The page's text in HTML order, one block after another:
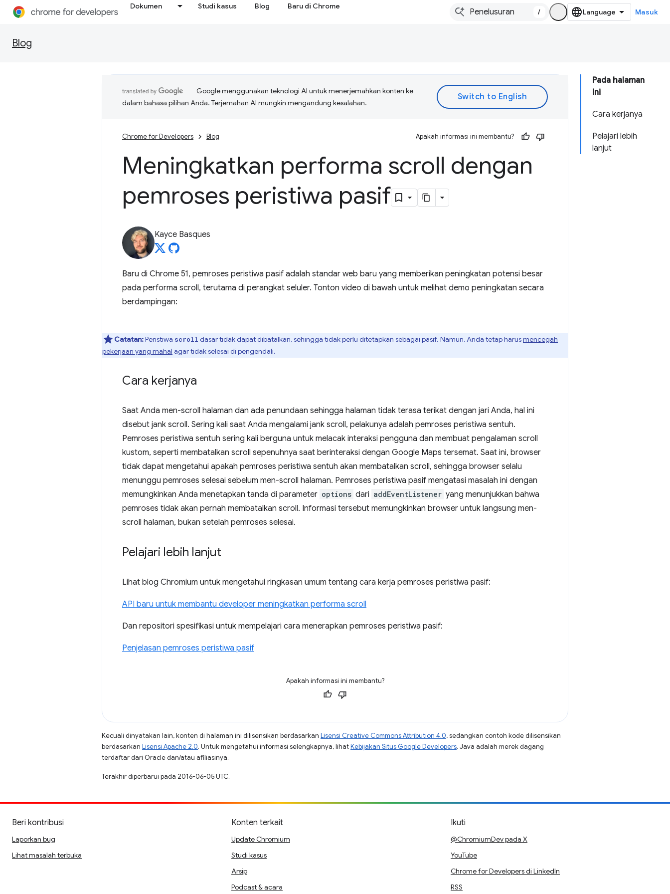
Dokumen Studi kasus Blog Baru di Chrome
/ Masuk
Blog
Pada halaman
ini
Cara kerjanya
Pelajari lebih
lanjut
Google menggunakan teknologi AI untuk menerjemahkan konten ke
dalam bahasa pilihan Anda. Terjemahan AI mungkin mengandung kesalahan.
Chrome for Developers Blog Apakah informasi ini membantu?
Meningkatkan performa scroll dengan
pemroses peristiwa pasif
Kayce Basques
Baru di Chrome 51, pemroses peristiwa pasif adalah standar web baru yang memberikan peningkatan potensi besar
pada performa scroll, terutama di perangkat seluler. Tonton video di bawah untuk melihat demo peningkatan secara
berdampingan:
Catatan:Peristiwa scroll dasar tidak dapat dibatalkan, sehingga tidak perlu ditetapkan sebagai pasif. Namun, Anda tetap harusmencegah
pekerjaan yang mahal agar tidak selesai di pengendali.
Cara kerjanya
Saat Anda men-scroll halaman dan ada penundaan sehingga halaman tidak terasa terikat dengan jari Anda, hal ini
disebut jank scroll. Sering kali saat Anda mengalami jank scroll, pelakunya adalah pemroses peristiwa sentuh.
Pemroses peristiwa sentuh sering kali berguna untuk melacak interaksi pengguna dan membuat pengalaman scroll
kustom, seperti membatalkan scroll sepenuhnya saat berinteraksi dengan Google Maps tersemat. Saat ini, browser
tidak dapat mengetahui apakah pemroses peristiwa sentuh akan membatalkan scroll, sehingga browser selalu
menunggu pemroses selesai sebelum men-scroll halaman. Pemroses peristiwa pasif mengatasi masalah ini dengan
memungkinkan Anda menetapkan tanda di parameter options dari addEventListener yang menunjukkan bahwa
pemroses tidak akan pernah membatalkan scroll. Informasi tersebut memungkinkan browser untuk langsung men-
scroll halaman, bukan setelah pemroses selesai.
Pelajari lebih lanjut
Lihat blog Chromium untuk mengetahui ringkasan umum tentang cara kerja pemroses peristiwa pasif:
API baru untuk membantu developer meningkatkan performa scroll
Dan repositori spesifikasi untuk mempelajari cara menerapkan pemroses peristiwa pasif:
Penjelasan pemroses peristiwa pasif
Apakah informasi ini membantu?
Kecuali dinyatakan lain, konten di halaman ini dilisensikan berdasarkan Lisensi Creative Commons Attribution 4.0, sedangkan contoh kode dilisensikan
berdasarkan Lisensi Apache 2.0. Untuk mengetahui informasi selengkapnya, lihatKebijakan Situs Google Developers. Java adalah merek dagang
terdaftar dari Oracle dan/atau afiliasinya.
Terakhir diperbarui pada 2016-06-05 UTC.
Beri kontribusi
Laporkan bug
Lihat masalah terbuka
Konten terkait
Update Chromium
Studi kasus
Arsip
Podcast & acara
Ikuti
@ChromiumDev pada X
YouTube
Chrome for Developers di LinkedIn
RSS